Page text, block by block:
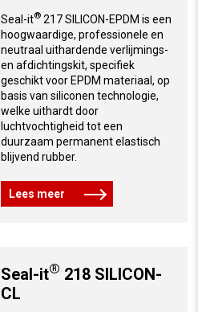
Seal-it®217 SILICON-EPDM is een
hoogwaardige, professionele en
neutraal uithardende verlijmings-
en afdichtingskit, specifiek
geschikt voor EPDM materiaal, op
basis van siliconen technologie,
welke uithardt door
luchtvochtigheid tot een
duurzaam permanent elastisch
blijvend rubber.
Lees meer
Seal-it® 218 SILICON-
CL